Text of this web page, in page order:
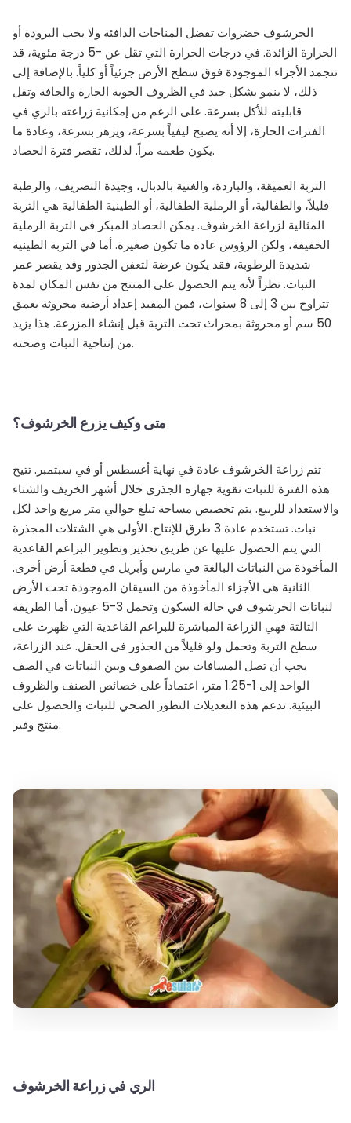
الخرشوف خضروات تفضل المناخات الدافئة ولا يحب البرودة أو
الحرارة الزائدة. في درجات الحرارة التي تقل عن -5 درجة مئوية، قد
تتجمد الأجزاء الموجودة فوق سطح الأرض جزئياً أو كلياً. بالإضافة إلى
ذلك، لا ينمو بشكل جيد في الظروف الجوية الحارة والجافة وتقل
قابليته للأكل بسرعة. على الرغم من إمكانية زراعته بالري في
الفترات الحارة، إلا أنه يصبح ليفياً بسرعة، ويزهر بسرعة، وعادة ما
يكون طعمه مراً. لذلك، تقصر فترة الحصاد.
التربة العميقة، والباردة، والغنية بالدبال، وجيدة التصريف، والرطبة
قليلاً، والطفالية، أو الرملية الطفالية، أو الطينية الطفالية هي التربة
المثالية لزراعة الخرشوف. يمكن الحصاد المبكر في التربة الرملية
الخفيفة، ولكن الرؤوس عادة ما تكون صغيرة. أما في التربة الطينية
شديدة الرطوبة، فقد يكون عرضة لتعفن الجذور وقد يقصر عمر
النبات. نظراً لأنه يتم الحصول على المنتج من نفس المكان لمدة
تتراوح بين 3 إلى 8 سنوات، فمن المفيد إعداد أرضية محروثة بعمق
50 سم أو محروثة بمحراث تحت التربة قبل إنشاء المزرعة. هذا يزيد
من إنتاجية النبات وصحته.
متى وكيف يزرع الخرشوف؟
تتم زراعة الخرشوف عادة في نهاية أغسطس أو في سبتمبر. تتيح
هذه الفترة للنبات تقوية جهازه الجذري خلال أشهر الخريف والشتاء
والاستعداد للربيع. يتم تخصيص مساحة تبلغ حوالي متر مربع واحد لكل
نبات. تستخدم عادة 3 طرق للإنتاج. الأولى هي الشتلات المجذرة
التي يتم الحصول عليها عن طريق تجذير وتطوير البراعم القاعدية
المأخوذة من النباتات البالغة في مارس وأبريل في قطعة أرض أخرى.
الثانية هي الأجزاء المأخوذة من السيقان الموجودة تحت الأرض
لنباتات الخرشوف في حالة السكون وتحمل 3-5 عيون. أما الطريقة
الثالثة فهي الزراعة المباشرة للبراعم القاعدية التي ظهرت على
سطح التربة وتحمل ولو قليلاً من الجذور في الحقل. عند الزراعة،
يجب أن تصل المسافات بين الصفوف وبين النباتات في الصف
الواحد إلى 1-1.25 متر، اعتماداً على خصائص الصنف والظروف
البيئية. تدعم هذه التعديلات التطور الصحي للنبات والحصول على
منتج وفير.
الري في زراعة الخرشوف